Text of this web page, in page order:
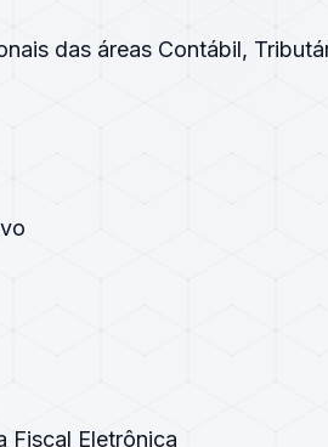
das áreas Contábil,
Fiscal Eletrônica